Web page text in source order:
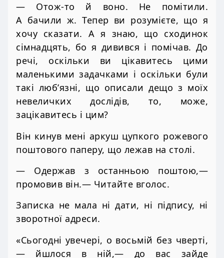
— Отож-то й воно. Не помітили.
А бачили ж. Тепер ви розумієте, що я
хочу сказати. А я знаю, що сходинок
сімнадцять, бо я дивився і помічав. До
речі, оскільки ви цікавитесь цими
маленькими задачками і оскільки були
такі люб’язні, що описали дещо з моїх
невеличких дослідів, то, може,
зацікавитесь і цим?
Він кинув мені аркуш цупкого рожевого
поштового паперу, що лежав на столі.
— Одержав з останньою поштою,—
промовив він.— Читайте вголос.
Записка не мала ні дати, ні підпису, ні
зворотної адреси.
«Сьогодні увечері, о восьмій без чверті,
— йшлося в ній,— до вас зайде